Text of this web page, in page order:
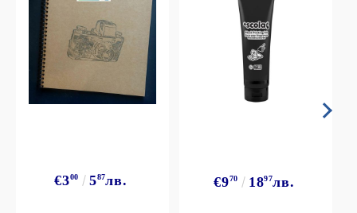
€300 587лв. €970 1897лв.